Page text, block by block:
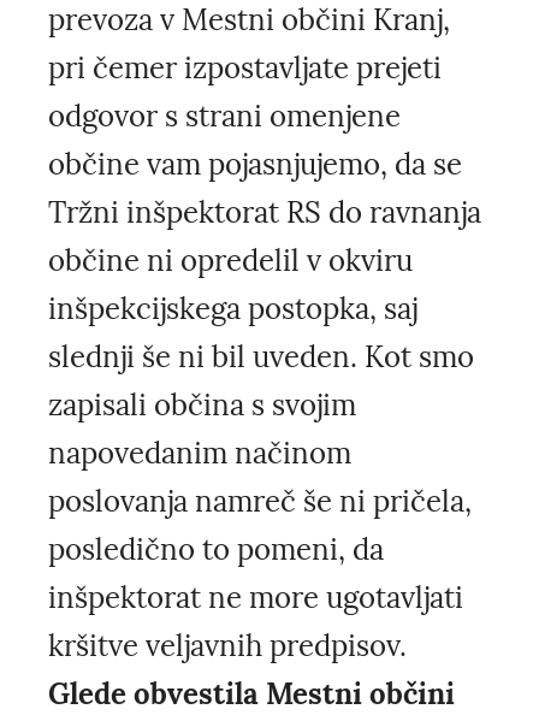
prevoza v Mestni občini Kranj,
pri čemer izpostavljate prejeti
odgovor s strani omenjene
občine vam pojasnjujemo, da se
Tržni inšpektorat RS do ravnanja
občine ni opredelil v okviru
inšpekcijskega postopka, saj
slednji še ni bil uveden. Kot smo
zapisali občina s svojim
napovedanim načinom
poslovanja namreč še ni pričela,
posledično to pomeni, da
inšpektorat ne more ugotavljati
kršitve veljavnih predpisov.
Glede obvestila Mestni občini